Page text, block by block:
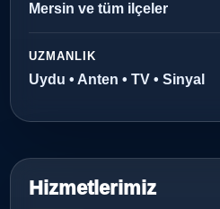
Mersin ve tüm ilçeler
UZMANLIK
Uydu • Anten • TV • Sinyal
Hizmetlerimiz